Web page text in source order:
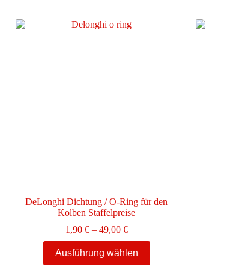
DeLonghi Dichtung / O-Ring für den
Kolben Staffelpreise
1,90 € – 49,00 €Preisspanne:
1,90 €
bis
Ausführung wählen
Produkt
weist